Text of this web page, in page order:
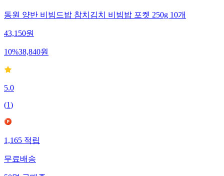
동원 양반 비빔드밥 참치김치 비빔밥 포켓 250g 10개
43,150원
10%38,840원
5.0
(1)
1,165적립
무료배송